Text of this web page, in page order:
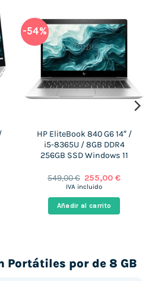
-54%
HP EliteBook 840 G6 14″ /
i5-8365U / 8GB DDR4
256GB SSD Windows 11
549,00€ El
precio
era:
549,00 €.
255,00€El
IVA incluido
Añadir al carrito
Portátiles por de 8 GB